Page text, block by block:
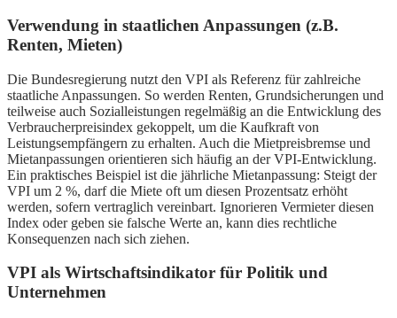
Verwendung in staatlichen Anpassungen (z.B.
Renten, Mieten)
Die Bundesregierung nutzt den VPI als Referenz für zahlreiche
staatliche Anpassungen. So werden Renten, Grundsicherungen und
teilweise auch Sozialleistungen regelmäßig an die Entwicklung des
Verbraucherpreisindex gekoppelt, um die Kaufkraft von
Leistungsempfängern zu erhalten. Auch die Mietpreisbremse und
Mietanpassungen orientieren sich häufig an der VPI-Entwicklung.
Ein praktisches Beispiel ist die jährliche Mietanpassung: Steigt der
VPI um 2 %, darf die Miete oft um diesen Prozentsatz erhöht
werden, sofern vertraglich vereinbart. Ignorieren Vermieter diesen
Index oder geben sie falsche Werte an, kann dies rechtliche
Konsequenzen nach sich ziehen.
VPI als Wirtschaftsindikator für Politik und
Unternehmen